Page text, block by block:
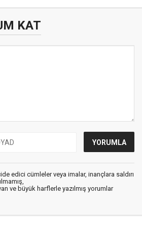
KAT
edici cümleler veya imalar, inançlara saldırı
ve büyük harflerle yazılmış yorumlar